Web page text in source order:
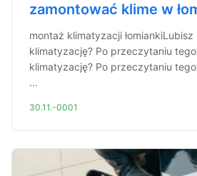
zamontować klime w
montaż klimatyzacji łomiankiLubisz
klimatyzację? Po przeczytaniu
klimatyzację? Po przeczytaniu
...
30.11.-0001